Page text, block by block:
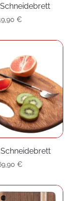
€Preisspanne:
bis
€Preisspanne:
bis
69,90 €